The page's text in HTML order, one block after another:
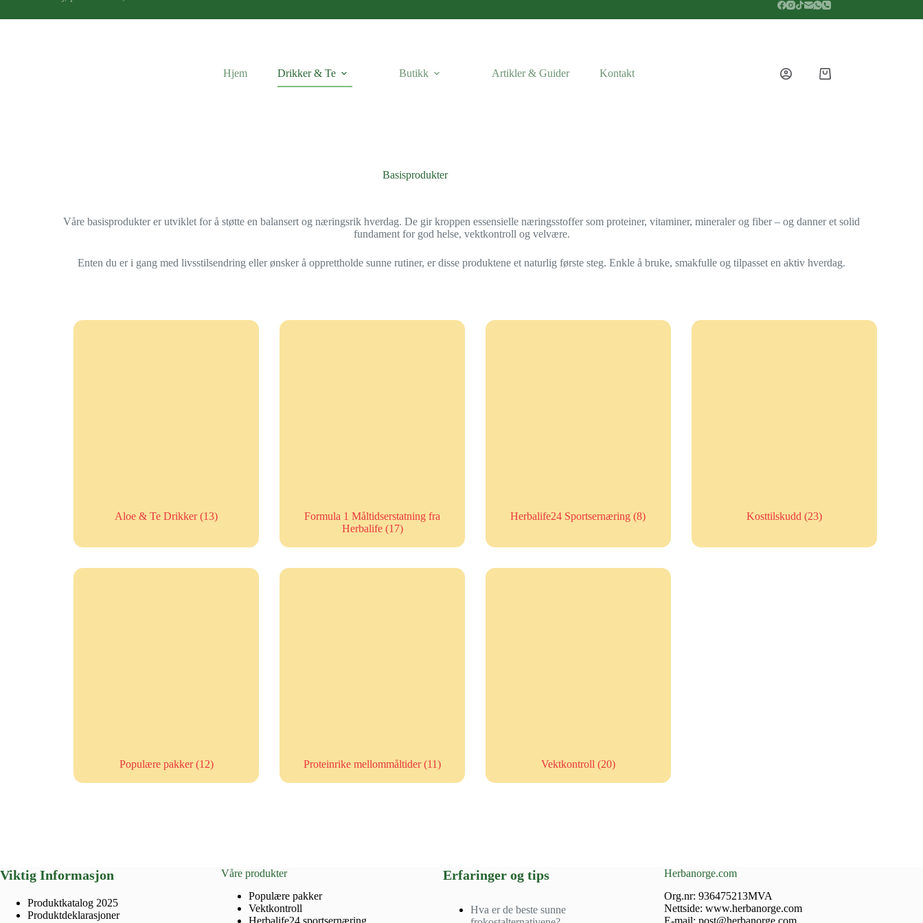
Hjem Drikker & Te Butikk Artikler & Guider Kontakt
Basisprodukter
Våre basisprodukter er utviklet for å støtte en balansert og næringsrik hverdag. De gir kroppen essensielle næringsstoffer som proteiner, vitaminer, mineraler og fiber – og danner et solid
fundament for god helse, vektkontroll og velvære.
Enten du er i gang med livsstilsendring eller ønsker å opprettholde sunne rutiner, er disse produktene et naturlig første steg. Enkle å bruke, smakfulle og tilpasset en aktiv hverdag.
Aloe & Te Drikker(13)
Formula 1 Måltidserstatning fra
Herbalife (17)
Herbalife24 Sportsernæring(8) Kosttilskudd (23)
Populære pakker(12) Proteinrike mellommåltider(11) Vektkontroll (20)
Viktig Informasjon
Produktkatalog 2025
Produktdeklarasjoner
Våre produkter
Populære pakker
Vektkontroll
Erfaringer og tips
Hva er de beste sunne
Herbanorge.com
Org.nr: 936475213MVA
Nettside: www.herbanorge.com